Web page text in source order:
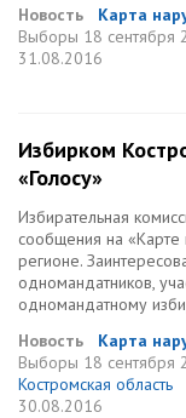
Новость
Карта
Выборы 18 сентября
31.08.2016
Избирком
«Голосу»
Избирательная
сообщения на «Карте
регионе.
одномандатников,
одномандатному
Новость
Карта
Выборы 18 сентября
Костромская область
30.08.2016